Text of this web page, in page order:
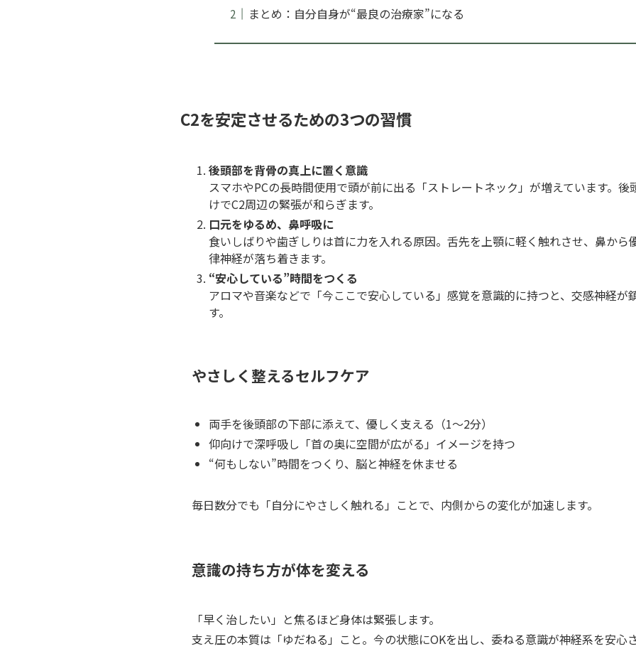
まとめ：自分自身が“最良の治療家”になる
C2を安定させるための3つの習慣
後頭部を背骨の真上に置く意識
スマホやPCの長時間使用で頭が前に出る「ストレートネック」が増えています。後
けでC2周辺の緊張が和らぎます。
口元をゆるめ、鼻呼吸に
食いしばりや歯ぎしりは首に力を入れる原因。舌先を上顎に軽く触れさせ、鼻から
律神経が落ち着きます。
“安心している”時間をつくる
アロマや音楽などで「今ここで安心している」感覚を意識的に持つと、交感神経が
す。
やさしく整えるセルフケア
両手を後頭部の下部に添えて、優しく支える（1〜2分）
仰向けで深呼吸し「首の奥に空間が広がる」イメージを持つ
“何もしない”時間をつくり、脳と神経を休ませる
毎日数分でも「自分にやさしく触れる」ことで、内側からの変化が加速します。
意識の持ち方が体を変える
「早く治したい」と焦るほど身体は緊張します。
支え圧の本質は「ゆだねる」こと。今の状態にOKを出し、委ねる意識が神経系を安心